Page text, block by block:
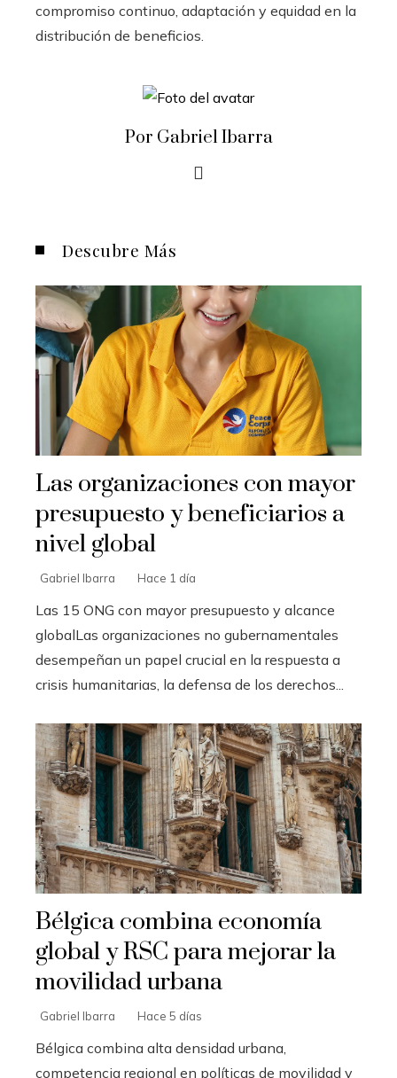
compromiso continuo, adaptación y equidad en la
distribución de beneficios.
Por Gabriel Ibarra
Descubre Más
Las organizaciones con mayor
presupuesto y beneficiarios a
nivel global
Gabriel Ibarra Hace 1 día
Las 15 ONG con mayor presupuesto y alcance
globalLas organizaciones no gubernamentales
desempeñan un papel crucial en la respuesta a
crisis humanitarias, la defensa de los derechos...
Bélgica combina economía
global y RSC para mejorar la
movilidad urbana
Gabriel Ibarra Hace 5 días
Bélgica combina alta densidad urbana,
competencia regional en políticas de movilidad y